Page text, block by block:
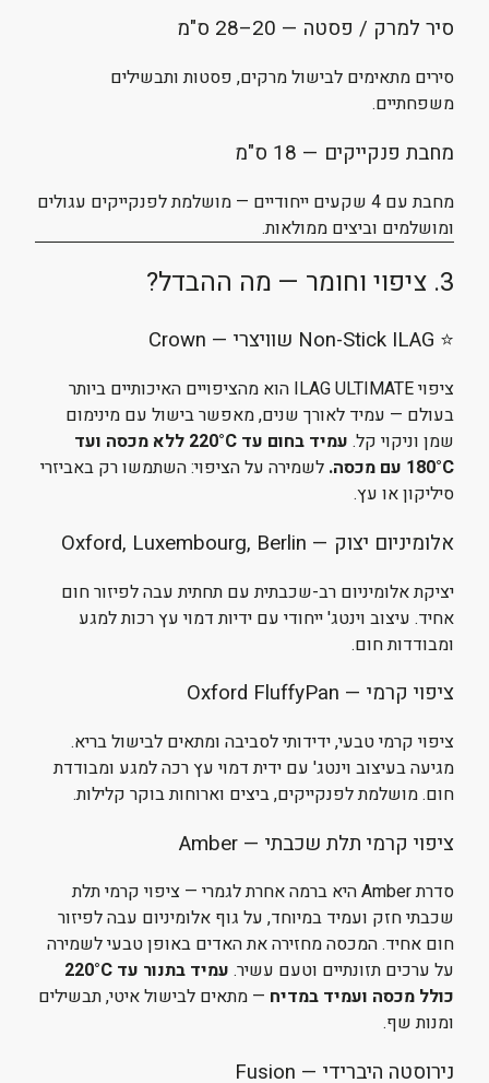
סיר למרק / פסטה — 20–28 ס"מ
סירים מתאימים לבישול מרקים, פסטות ותבשילים
משפחתיים.
מחבת פנקייקים — 18 ס"מ
מחבת עם 4 שקעים ייחודיים — מושלמת לפנקייקים עגולים
ומושלמים וביצים ממולאות.
3. ציפוי וחומר — מה ההבדל?
⭐ Non-Stick ILAG שוויצרי — Crown
ציפוי ILAG ULTIMATE הוא מהציפויים האיכותיים ביותר
בעולם — עמיד לאורך שנים, מאפשר בישול עם מינימום
שמן וניקוי קל.
עמיד בחום עד 220°C ללא מכסה ועד
180°C עם מכסה.
לשמירה על הציפוי: השתמשו רק באביזרי
סיליקון או עץ.
אלומיניום יצוק — Oxford, Luxembourg, Berlin
יציקת אלומיניום רב-שכבתית עם תחתית עבה לפיזור חום
אחיד. עיצוב וינטג' ייחודי עם ידיות דמוי עץ רכות למגע
ומבודדות חום.
ציפוי קרמי — Oxford FluffyPan
ציפוי קרמי טבעי, ידידותי לסביבה ומתאים לבישול בריא.
מגיעה בעיצוב וינטג' עם ידית דמוי עץ רכה למגע ומבודדת
חום. מושלמת לפנקייקים, ביצים וארוחות בוקר קלילות.
ציפוי קרמי תלת שכבתי — Amber
סדרת Amber היא ברמה אחרת לגמרי — ציפוי קרמי תלת
שכבתי חזק ועמיד במיוחד, על גוף אלומיניום עבה לפיזור
חום אחיד. המכסה מחזירה את האדים באופן טבעי לשמירה
על ערכים תזונתיים וטעם עשיר.
עמיד בתנור עד 220°C
כולל מכסה ועמיד במדיח — מתאים לבישול איטי, תבשילים
ומנות שף.
נירוסטה היברידי — Fusion